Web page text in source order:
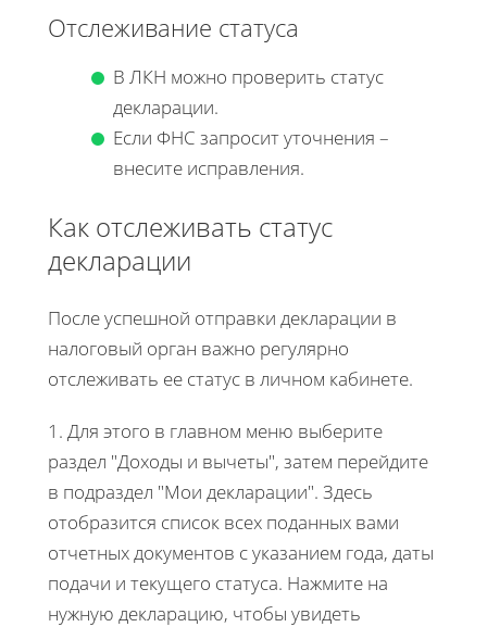
Отслеживание статуса
В ЛКН можно проверить статус
декларации.
Если ФНС запросит уточнения –
внесите исправления.
Как отслеживать статус
декларации
После успешной отправки декларации в
налоговый орган важно регулярно
отслеживать ее статус в личном кабинете.
1. Для этого в главном меню выберите
раздел "Доходы и вычеты", затем перейдите
в подраздел "Мои декларации". Здесь
отобразится список всех поданных вами
отчетных документов с указанием года, даты
подачи и текущего статуса. Нажмите на
нужную декларацию, чтобы увидеть